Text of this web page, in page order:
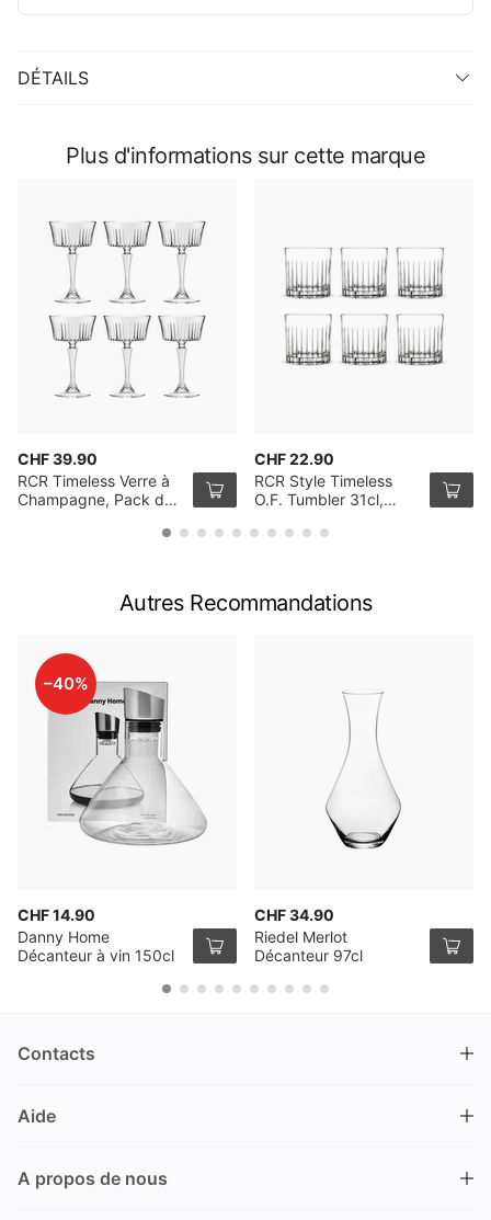
DÉTAILS
Plus d'informations sur cette marque
CHF 39.90
RCR Timeless Verre à
Champagne, Pack de
CHF 22.90
RCR Style Timeless
O.F. Tumbler 31cl,
Autres Recommandations
–40%
CHF 14.90
Danny Home
Décanteur à vin 150cl
CHF 34.90
Riedel Merlot
Décanteur 97cl
Contacts
Nüschelerstrasse 35
Suisse
Aide
Processus de commande
A propos de nous